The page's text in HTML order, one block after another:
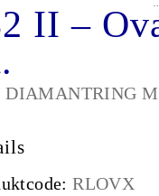
II –
RLOVX